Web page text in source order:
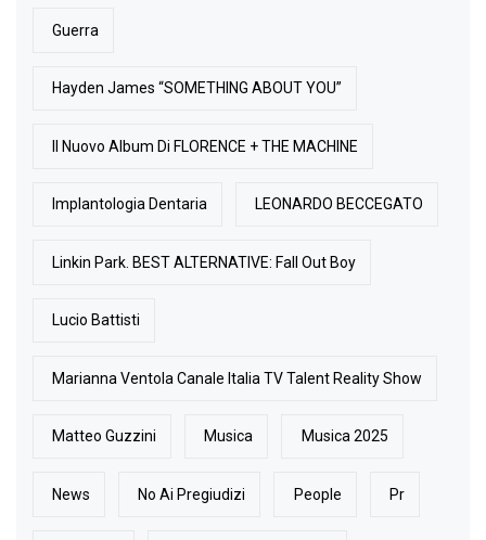
Guerra
Hayden James “SOMETHING ABOUT YOU”
Il Nuovo Album Di FLORENCE + THE MACHINE
Implantologia Dentaria LEONARDO BECCEGATO
Linkin Park. BEST ALTERNATIVE: Fall Out Boy
Lucio Battisti
Marianna Ventola Canale Italia TV Talent Reality Show
Matteo Guzzini Musica Musica 2025
News No Ai Pregiudizi People Pr